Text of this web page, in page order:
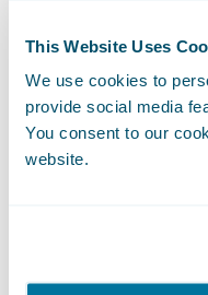
This Website Uses
We use cookies to
provide social media
You consent to our
website.
benötigen, um
gewinnbringend
wird als
der Guidewire
Versicherers